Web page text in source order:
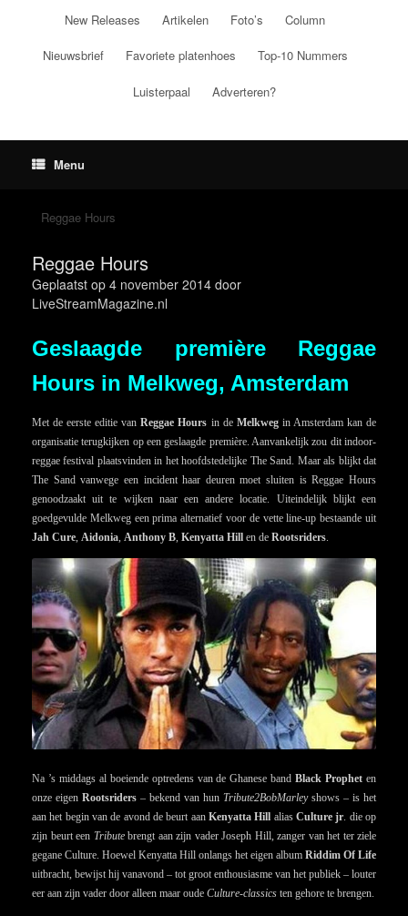
New Releases Artikelen Foto’s Column
Nieuwsbrief Favoriete platenhoes Top-10 Nummers
Luisterpaal Adverteren?
Menu
Reggae Hours
Reggae Hours
Geplaatst op 4 november 2014 door
LiveStreamMagazine.nl
Geslaagde première Reggae
Hours in Melkweg, Amsterdam
Met de eerste editie vanReggae Hours in de Melkwegin Amsterdam kan de
organisatie terugkijken op een geslaagde première. Aanvankelijk zou dit indoor-
reggae festival plaatsvinden in het hoofdstedelijke The Sand. Maar als blijkt dat
The Sand vanwege een incident haar deuren moet sluiten is Reggae Hours
genoodzaakt uit te wijken naar een andere locatie. Uiteindelijk blijkt een
goedgevulde Melkweg een prima alternatief voor de vette line-up bestaande uit
Jah Cure Aidonia Anthony B Kenyatta Hill en de Rootsriders
Na ’s middags al boeiende optredens van de Ghanese bandBlack Prophet en
onze eigen Rootsriders – bekend van hun Tribute2BobMarley shows – is het
aan het begin van de avond de beurt aan Kenyatta Hill aliasCulture jr . die op
zijn beurt een Tributebrengt aan zijn vader Joseph Hill, zanger van het ter ziele
gegane Culture. Hoewel Kenyatta Hill onlangs het eigen album Riddim Of Life
uitbracht, bewijst hij vanavond – tot groot enthousiasme van het publiek – louter
eer aan zijn vader door alleen maar oude Culture-classics ten gehore te brengen.